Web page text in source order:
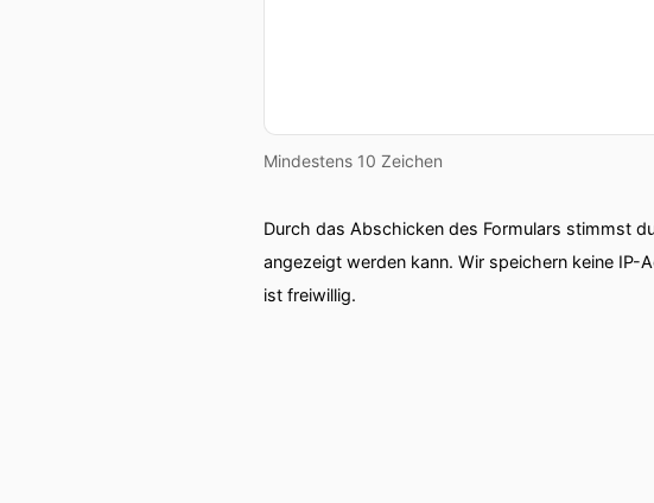
Mindestens 10 Zeichen
Durch das Abschicken des Formulars stimmst
angezeigt werden kann. Wir speichern keine IP-
ist freiwillig.